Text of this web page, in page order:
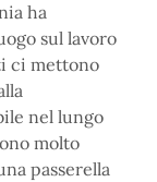
ha
sul lavoro
ci mettono
nel lungo
molto
passerella